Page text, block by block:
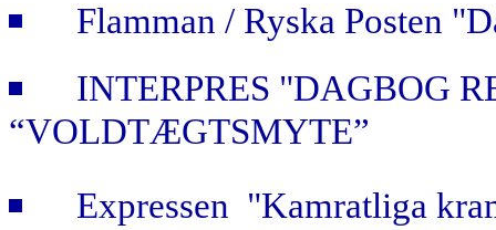
Flamman / Ryska Posten
INTERPRES "DAGBOG
“VOLDTÆGTSMYTE”
Expressen "Kamratliga